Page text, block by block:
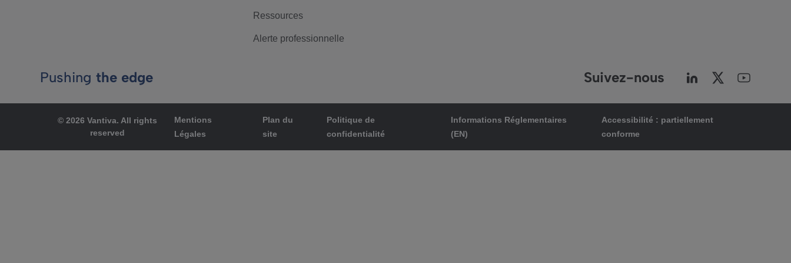
Ressources
Alerte professionnelle
Pushing the edge Suivez-nous
© 2026 Vantiva. All rights
reserved
Mentions
Légales
Plan du
site
Politique de
confidentialité
Informations Réglementaires
(EN)
Accessibilité : partiellement
conforme